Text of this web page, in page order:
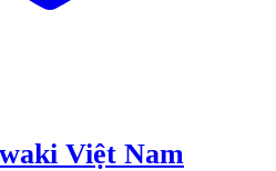
Việt Nam